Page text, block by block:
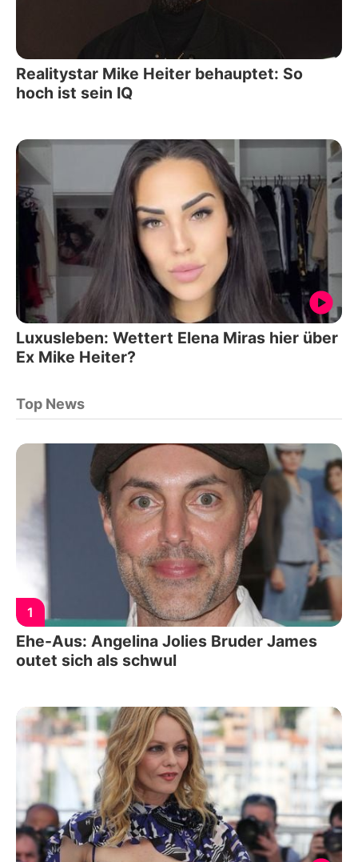
Realitystar Mike Heiter behauptet: So
hoch ist sein IQ
Luxusleben: Wettert Elena Miras hier über
Ex Mike Heiter?
Top News
1
Ehe-Aus: Angelina Jolies Bruder James
outet sich als schwul